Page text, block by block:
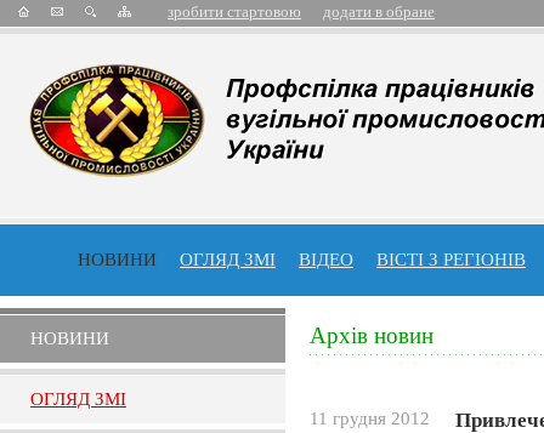
зробити стартовою додати в обране
НОВИНИ ОГЛЯД ЗМІ ВІДЕО ВІСТІ З РЕГІОНІВ
НОВИНИ
ОГЛЯД ЗМI
Архів новин
11 грудня 2012